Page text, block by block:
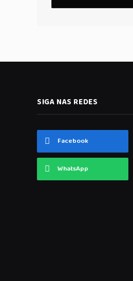
SIGA NAS REDES
Facebook
WhatsApp